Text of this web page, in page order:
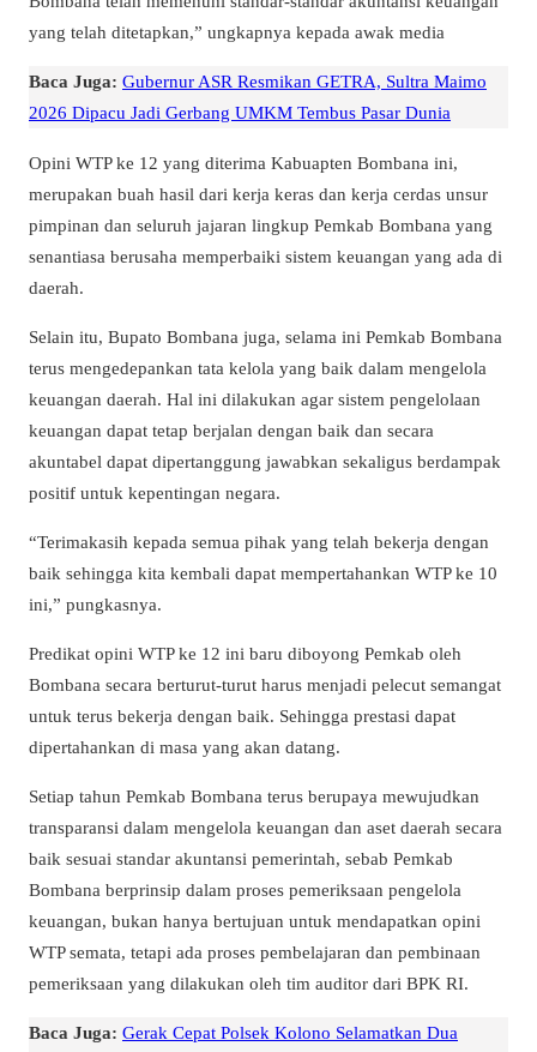
yang telah ditetapkan,” ungkapnya kepada awak media
Baca Juga: Gubernur ASR Resmikan GETRA, Sultra Maimo
2026 Dipacu Jadi Gerbang UMKM Tembus Pasar Dunia
Opini WTP ke 12 yang diterima Kabuapten Bombana ini,
merupakan buah hasil dari kerja keras dan kerja cerdas unsur
pimpinan dan seluruh jajaran lingkup Pemkab Bombana yang
senantiasa berusaha memperbaiki sistem keuangan yang ada di
daerah.
Selain itu, Bupato Bombana juga, selama ini Pemkab Bombana
terus mengedepankan tata kelola yang baik dalam mengelola
keuangan daerah. Hal ini dilakukan agar sistem pengelolaan
keuangan dapat tetap berjalan dengan baik dan secara
akuntabel dapat dipertanggung jawabkan sekaligus berdampak
positif untuk kepentingan negara.
“Terimakasih kepada semua pihak yang telah bekerja dengan
baik sehingga kita kembali dapat mempertahankan WTP ke 10
ini,” pungkasnya.
Predikat opini WTP ke 12 ini baru diboyong Pemkab oleh
Bombana secara berturut-turut harus menjadi pelecut semangat
untuk terus bekerja dengan baik. Sehingga prestasi dapat
dipertahankan di masa yang akan datang.
Setiap tahun Pemkab Bombana terus berupaya mewujudkan
transparansi dalam mengelola keuangan dan aset daerah secara
baik sesuai standar akuntansi pemerintah, sebab Pemkab
Bombana berprinsip dalam proses pemeriksaan pengelola
keuangan, bukan hanya bertujuan untuk mendapatkan opini
WTP semata, tetapi ada proses pembelajaran dan pembinaan
pemeriksaan yang dilakukan oleh tim auditor dari BPK RI.
Baca Juga: Gerak Cepat Polsek Kolono Selamatkan Dua